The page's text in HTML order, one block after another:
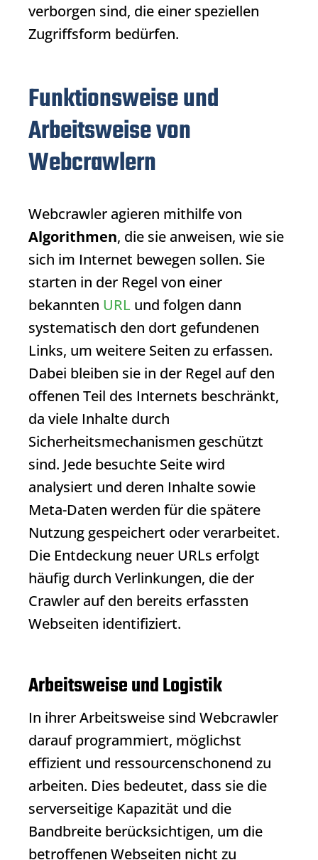
verborgen sind, die einer speziellen
Zugriffsform bedürfen.
Funktionsweise und
Arbeitsweise von
Webcrawlern
Webcrawler agieren mithilfe von
Algorithmen, die sie anweisen, wie sie
sich im Internet bewegen sollen. Sie
starten in der Regel von einer
bekannten URL und folgen dann
systematisch den dort gefundenen
Links, um weitere Seiten zu erfassen.
Dabei bleiben sie in der Regel auf den
offenen Teil des Internets beschränkt,
da viele Inhalte durch
Sicherheitsmechanismen geschützt
sind. Jede besuchte Seite wird
analysiert und deren Inhalte sowie
Meta-Daten werden für die spätere
Nutzung gespeichert oder verarbeitet.
Die Entdeckung neuer URLs erfolgt
häufig durch Verlinkungen, die der
Crawler auf den bereits erfassten
Webseiten identifiziert.
Arbeitsweise und Logistik
In ihrer Arbeitsweise sind Webcrawler
darauf programmiert, möglichst
effizient und ressourcenschonend zu
arbeiten. Dies bedeutet, dass sie die
serverseitige Kapazität und die
Bandbreite berücksichtigen, um die
betroffenen Webseiten nicht zu